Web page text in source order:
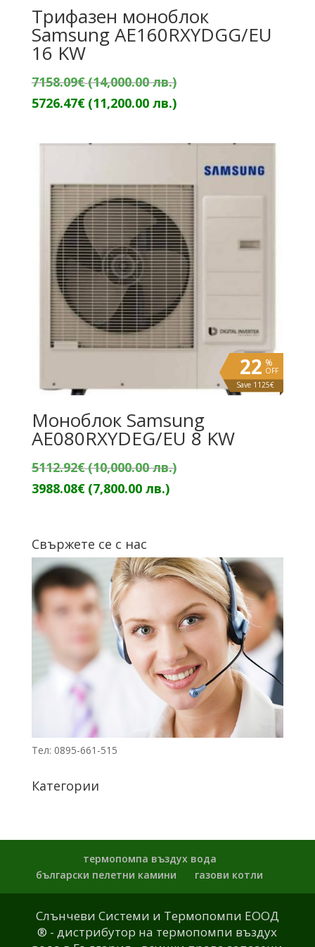
Трифазен моноблок
Samsung AE160RXYDGG/EU
16 KW
7158.09€(14,000.00 лв.)Original
price
7158.09€
(14,000.00
лв.).
5726.47€ (11,200.00 лв.)Текущата
е:
5726.47€
(11,200.00
лв.).
%
OFF
22
Save 1125€
Моноблок Samsung
AE080RXYDEG/EU 8 KW
5112.92€(10,000.00 лв.)Original
лв.).
3988.08€ (7,800.00 лв.)Текущата
(7,800.00
лв.).
Свържете се с нас
Тел: 0895-661-515
Категории
термопомпа въздух вода
български пелетни камини
газови котли
Слънчеви Системи и Термопомпи ЕООД
® - дистрибутор на термопомпи въздух